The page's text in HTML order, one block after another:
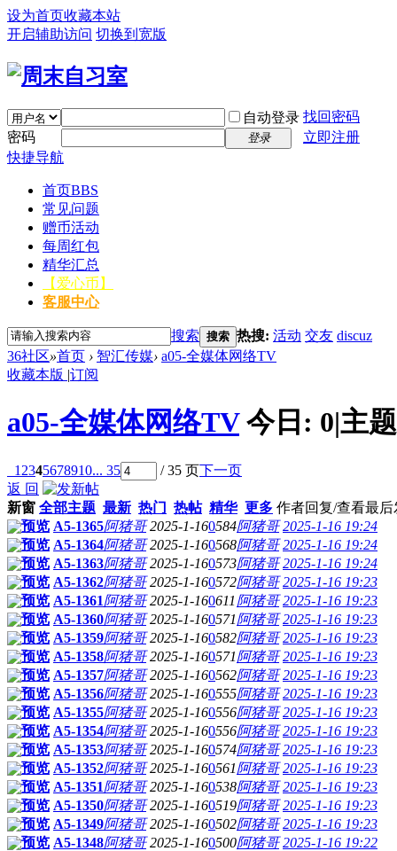
设为首页收藏本站
开启辅助访问 切换到宽版
自动登录 找回密码
密码
登录
立即注册
快捷导航
首页BBS
常见问题
赠币活动
每周红包
精华汇总
【爱心币】
客服中心
搜索 搜索 热搜: 活动 交友 discuz
36社区»首页 › 智汇传媒› a05-全媒体网络TV
收藏本版 |订阅
a05-全媒体网络TV 今日: 0|主
1 2345678910... 35 / 35 页下一页
返 回
新窗 全部主题 最新 热门 热帖 精华 更多 作者回复/查看最后
预览 A5-1365阿猪哥 2025-1-160584阿猪哥 2025-1-16 19:24
预览 A5-1364阿猪哥 2025-1-160568阿猪哥 2025-1-16 19:24
预览 A5-1363阿猪哥 2025-1-160573阿猪哥 2025-1-16 19:24
预览 A5-1362阿猪哥 2025-1-160572阿猪哥 2025-1-16 19:23
预览 A5-1361阿猪哥 2025-1-160611 阿猪哥 2025-1-16 19:23
预览 A5-1360阿猪哥 2025-1-160571阿猪哥 2025-1-16 19:23
预览 A5-1359阿猪哥 2025-1-160582阿猪哥 2025-1-16 19:23
预览 A5-1358阿猪哥 2025-1-160571阿猪哥 2025-1-16 19:23
预览 A5-1357阿猪哥 2025-1-160562阿猪哥 2025-1-16 19:23
预览 A5-1356阿猪哥 2025-1-160555阿猪哥 2025-1-16 19:23
预览 A5-1355阿猪哥 2025-1-160556阿猪哥 2025-1-16 19:23
预览 A5-1354阿猪哥 2025-1-160556阿猪哥 2025-1-16 19:23
预览 A5-1353阿猪哥 2025-1-160574阿猪哥 2025-1-16 19:23
预览 A5-1352阿猪哥 2025-1-160561阿猪哥 2025-1-16 19:23
预览 A5-1351阿猪哥 2025-1-160538阿猪哥 2025-1-16 19:23
预览 A5-1350阿猪哥 2025-1-160519阿猪哥 2025-1-16 19:23
预览 A5-1349阿猪哥 2025-1-160502阿猪哥 2025-1-16 19:23
预览 A5-1348阿猪哥 2025-1-160500阿猪哥 2025-1-16 19:22